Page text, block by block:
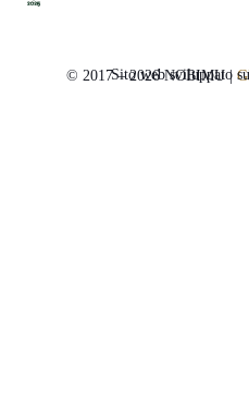
© 2017 – 2026 NOBIMU |
Sito web sviluppato